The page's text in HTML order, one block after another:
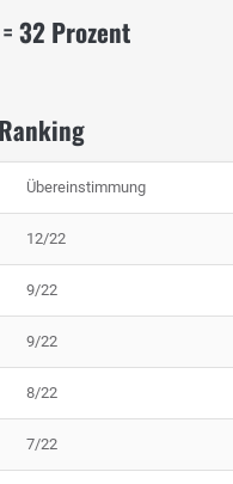
32 Prozent
Übereinstimmung
12/22
9/22
9/22
8/22
7/22